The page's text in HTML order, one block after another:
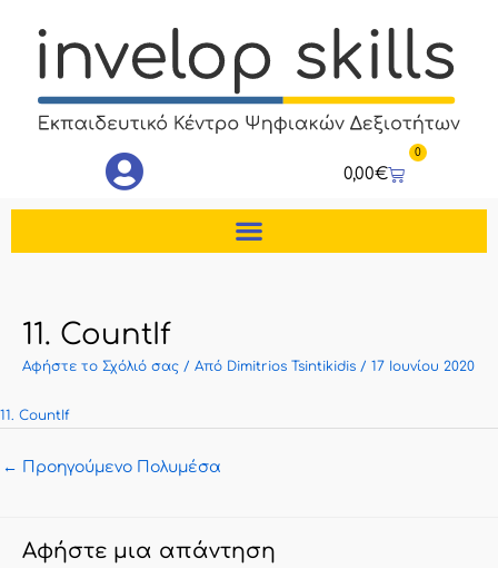
περιεχόμενο
0,00€
0
Cart
11. CountIf
Αφήστε το Σχόλιό σας / Από Dimitrios Tsintikidis / 17 Ιουνίου 2020
11. CountIf
← Προηγούμενο Πολυμέσα
Αφήστε μια απάντηση